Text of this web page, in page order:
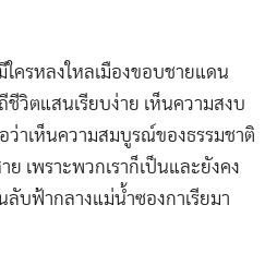
ใครหลงใหลเมืองขอบชายแดน
ชีวิตแสนเรียบง่าย เห็นความสงบ
ว่าเห็นความสมบูรณ์ของธรรมชาติ
ย เพราะพวกเราก็เป็นและยังคง
ลับฟ้ากลางแม่น้ำซองกาเรียมา